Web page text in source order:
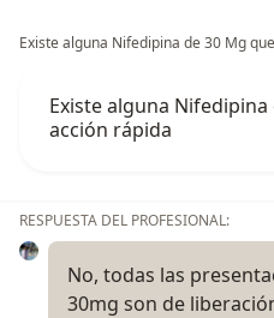
Existe alguna Nifedipina de 30 Mg
Existe alguna Nifedipina
acción rápida
RESPUESTA DEL PROFESIONAL:
No, todas las
30mg son de